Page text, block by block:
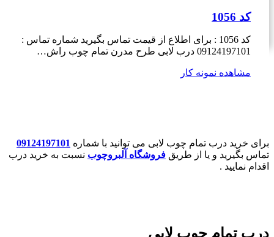
کد 1056
کد 1056 : برای اطلاع از قیمت تماس بگیرید شماره تماس :
09124197101 درب لابی طرح مدرن تمام چوب راش…
مشاهده نمونه کار
برای خرید درب تمام چوب لابی می توانید با شماره 09124197101
تماس بگیرید و یا از طریق فروشگاه آلبروچوب نسبت به خرید درب
اقدام نمایید .
درب تمام چوب لابی